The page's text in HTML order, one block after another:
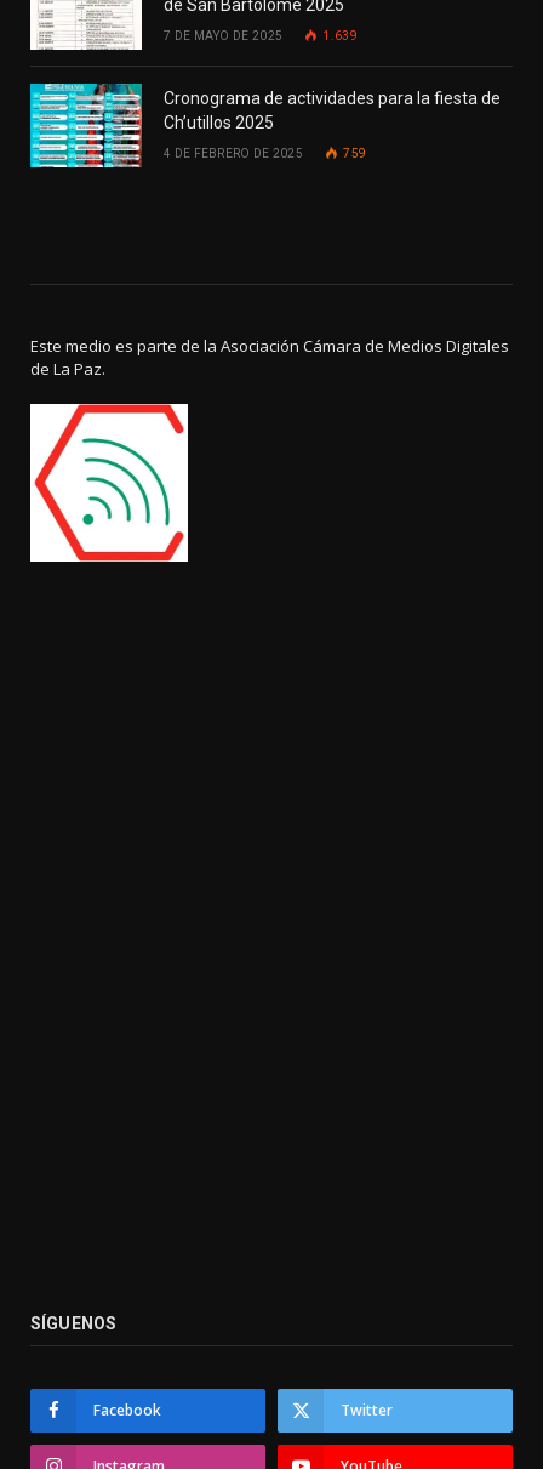
de San Bartolomé 2025
7 DE MAYO DE 2025 1.639
Cronograma de actividades para la fiesta de
Ch’utillos 2025
4 DE FEBRERO DE 2025 759
Este medio es parte de la Asociación Cámara de Medios Digitales
de La Paz.
SÍGUENOS
Facebook Twitter